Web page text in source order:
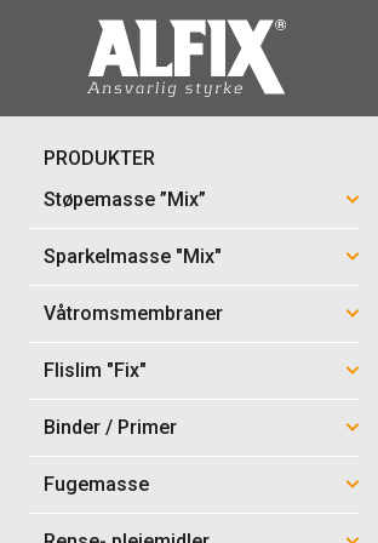
PRODUKTER
Støpemasse ”Mix”
Sparkelmasse "Mix"
Våtromsmembraner
Flislim "Fix"
Binder / Primer
Fugemasse